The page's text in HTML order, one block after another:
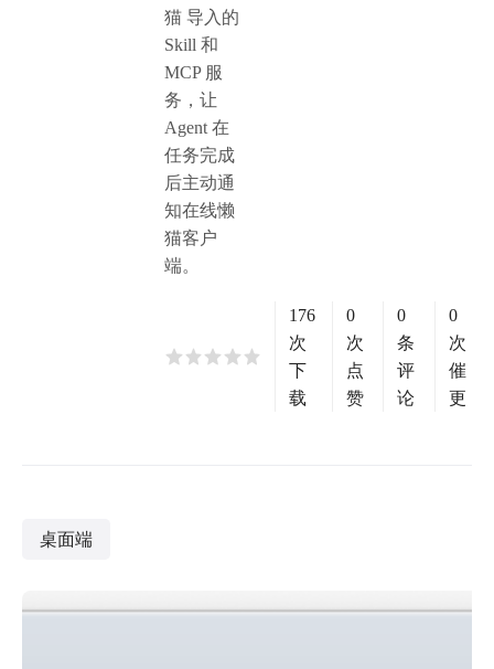
猫 导入的
Skill 和
MCP 服
务，让
Agent 在
任务完成
后主动通
知在线懒
猫客户
端。
176
次
下
载
0
次
点
赞
0
条
评
论
0
次
催
更
桌面端